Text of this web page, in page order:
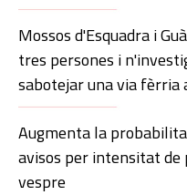
Mossos d'Esquadra i
tres persones i
sabotejar una via fèrria
Augmenta la
avisos per intensitat de
vespre